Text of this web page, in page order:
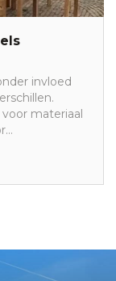
invloed
materiaal